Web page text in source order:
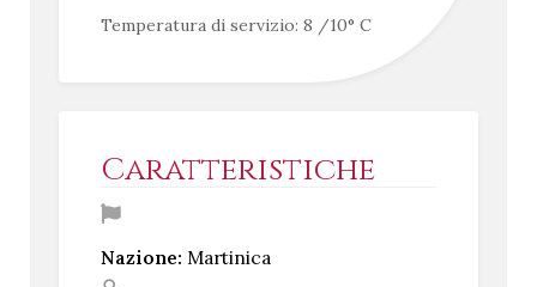
Temperatura di servizio: 8 /10° C
Caratteristiche
Nazione: Martinica